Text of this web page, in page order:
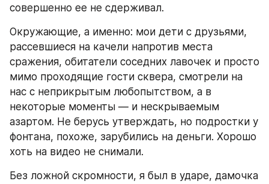
совершенно ее не сдерживал.
Окружающие, а именно: мои дети с друзьями,
рассевшиеся на качели напротив места
сражения, обитатели соседних лавочек и просто
мимо проходящие гости сквера, смотрели на
нас с неприкрытым любопытством, а в
некоторые моменты — и нескрываемым
азартом. Не берусь утверждать, но подростки у
фонтана, похоже, зарубились на деньги. Хорошо
хоть на видео не снимали.
Без ложной скромности, я был в ударе, дамочка